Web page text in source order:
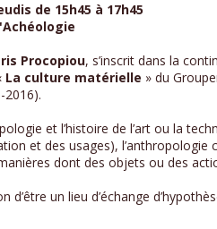
de 15h45 à 17h45
Procopiou, s’inscrit dans la
La culture matérielle » du
2016).
et l’histoire de l’art ou la
et des usages),
dont des objets ou des
d’être un lieu d’échange